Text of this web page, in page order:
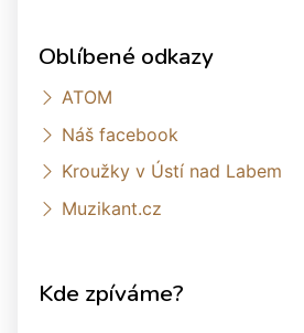
Oblíbené odkazy
ATOM
Náš facebook
Kroužky v Ústí nad Labem
Muzikant.cz
Kde zpíváme?